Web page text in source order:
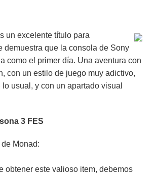
un excelente título para
demuestra que la consola de Sony
como el primer día. Una aventura con
con un estilo de juego muy adictivo,
usual, y con un apartado visual
3 FES
Monad:
obtener este valioso item, debemos